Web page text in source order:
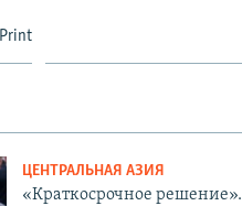
Print
ЦЕНТРАЛЬНАЯ АЗИЯ
«Краткосрочное решение».